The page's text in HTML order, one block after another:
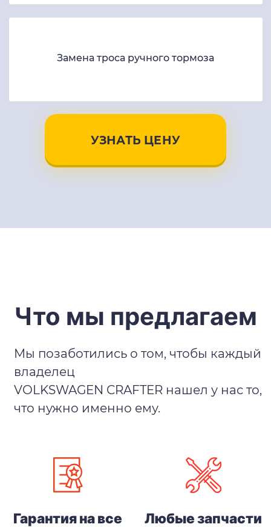
Замена троса ручного тормоза
УЗНАТЬ ЦЕНУ
Что мы предлагаем
Мы позаботились о том, чтобы каждый
владелец
VOLKSWAGEN CRAFTER нашел у нас то,
что нужно именно ему.
Гарантия на все Любые запчасти